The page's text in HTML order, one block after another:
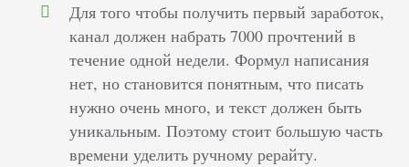
Для того чтобы получить первый заработок,
канал должен набрать 7000 прочтений в
течение одной недели. Формул написания
нет, но становится понятным, что писать
нужно очень много, и текст должен быть
уникальным. Поэтому стоит большую часть
времени уделить ручному рерайту.